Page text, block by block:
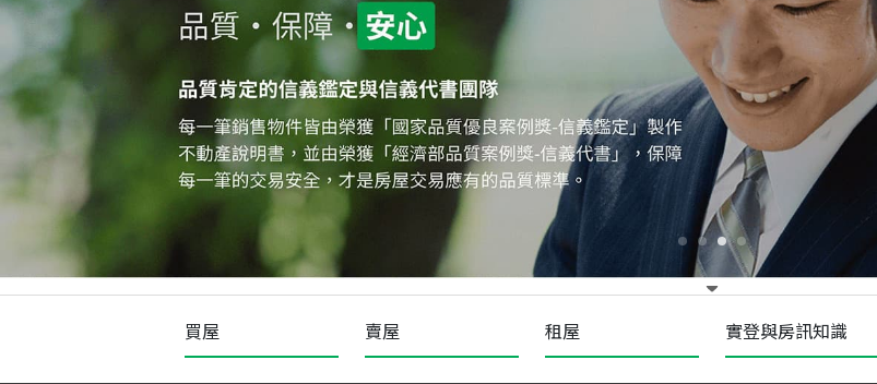
新竹
115
新
買屋 賣屋 租屋 實登與房訊知識